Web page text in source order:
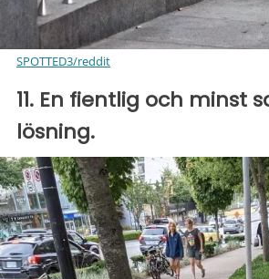
SPOTTED3/reddit
11. En fientlig och minst
lösning.